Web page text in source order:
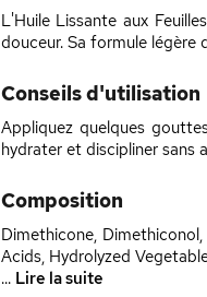
L'Huile Lissante aux
douceur. Sa formule légère
Conseils d'utilisation
Appliquez quelques
hydrater et discipliner sans
Composition
Dimethicone,
Acids, Hydrolyzed
... Lire la suite